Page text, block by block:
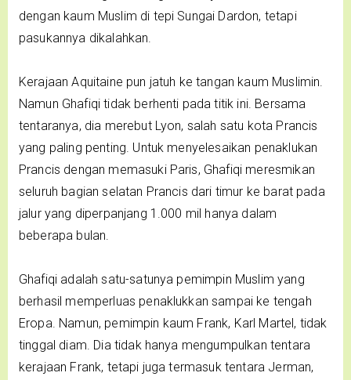
dengan kaum Muslim di tepi Sungai Dardon, tetapi
pasukannya dikalahkan.
Kerajaan Aquitaine pun jatuh ke tangan kaum Muslimin.
Namun Ghafiqi tidak berhenti pada titik ini. Bersama
tentaranya, dia merebut Lyon, salah satu kota Prancis
yang paling penting. Untuk menyelesaikan penaklukan
Prancis dengan memasuki Paris, Ghafiqi meresmikan
seluruh bagian selatan Prancis dari timur ke barat pada
jalur yang diperpanjang 1.000 mil hanya dalam
beberapa bulan.
Ghafiqi adalah satu-satunya pemimpin Muslim yang
berhasil memperluas penaklukkan sampai ke tengah
Eropa. Namun, pemimpin kaum Frank, Karl Martel, tidak
tinggal diam. Dia tidak hanya mengumpulkan tentara
kerajaan Frank, tetapi juga termasuk tentara Jerman,